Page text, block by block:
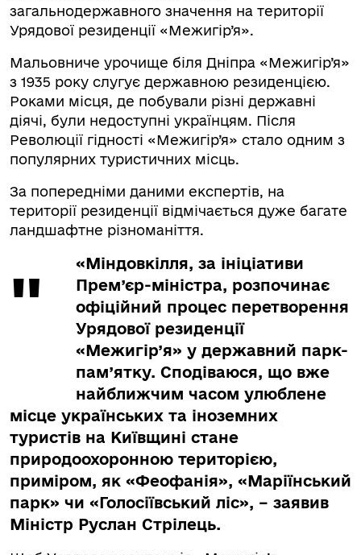
загальнодержавного значення на території
Урядової резиденції «Межигір’я».
Мальовниче урочище біля Дніпра «Межигір’я»
з 1935 року слугує державною резиденцією.
Роками місця, де побували різні державні
діячі, були недоступні українцям. Після
Революції гідності «Межигір’я» стало одним з
популярних туристичних місць.
За попередніми даними експертів, на
території резиденції відмічається дуже багате
ландшафтне різноманіття.
«Міндовкілля, за ініціативи
Прем’єр-міністра, розпочинає
офіційний процес перетворення
Урядової резиденції
«Межигір’я» у державний парк-
пам’ятку. Сподіваюся, що вже
найближчим часом улюблене
місце українських та іноземних
туристів на Київщині стане
природоохоронною територією,
приміром, як «Феофанія», «Маріїнський
парк» чи «Голосіївський ліс», – заявив
Міністр Руслан Стрілець.